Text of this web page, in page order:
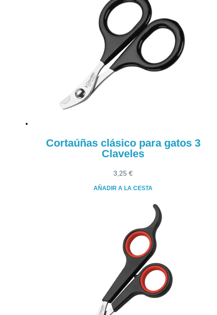
Cortaúñas clásico para gatos 3
Claveles
3,25 €
AÑADIR A LA CESTA